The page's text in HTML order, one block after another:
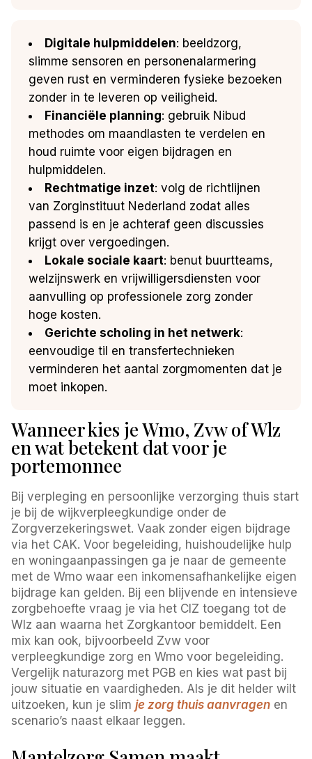
Digitale hulpmiddelen: beeldzorg,
slimme sensoren en personenalarmering
geven rust en verminderen fysieke bezoeken
zonder in te leveren op veiligheid.
Financiële planning: gebruik Nibud
methodes om maandlasten te verdelen en
houd ruimte voor eigen bijdragen en
hulpmiddelen.
Rechtmatige inzet: volg de richtlijnen
van Zorginstituut Nederland zodat alles
passend is en je achteraf geen discussies
krijgt over vergoedingen.
Lokale sociale kaart: benut buurtteams,
welzijnswerk en vrijwilligersdiensten voor
aanvulling op professionele zorg zonder
hoge kosten.
Gerichte scholing in het netwerk:
eenvoudige til en transfertechnieken
verminderen het aantal zorgmomenten dat je
moet inkopen.
Wanneer kies je Wmo, Zvw of Wlz
en wat betekent dat voor je
portemonnee
Bij verpleging en persoonlijke verzorging thuis start
je bij de wijkverpleegkundige onder de
Zorgverzekeringswet. Vaak zonder eigen bijdrage
via het CAK. Voor begeleiding, huishoudelijke hulp
en woningaanpassingen ga je naar de gemeente
met de Wmo waar een inkomensafhankelijke eigen
bijdrage kan gelden. Bij een blijvende en intensieve
zorgbehoefte vraag je via het CIZ toegang tot de
Wlz aan waarna het Zorgkantoor bemiddelt. Een
mix kan ook, bijvoorbeeld Zvw voor
verpleegkundige zorg en Wmo voor begeleiding.
Vergelijk naturazorg met PGB en kies wat past bij
jouw situatie en vaardigheden. Als je dit helder wilt
uitzoeken, kun je slimje zorg thuis aanvragen en
scenario’s naast elkaar leggen.